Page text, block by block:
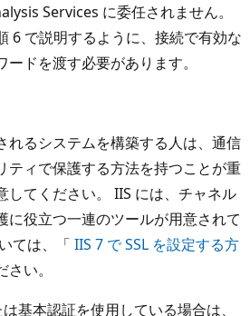
Services に委任されません。
6 で説明するように、接続で有効な
ドを渡す必要があります。
れるシステムを構築する人は、通信
ティで保護する方法を持つことが重
してください。 IIS には、チャネル
に役立つ一連のツールが用意されて
ては、「 IIS 7 で SSL を設定する方
い。
基本認証を使用している場合は、